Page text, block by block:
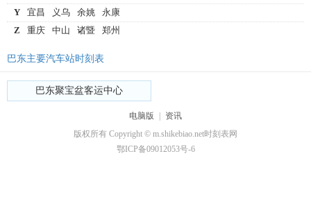
Y
宜昌 义乌 余姚
永康
Z
重庆 中山 诸暨 郑州
巴东主要汽车站时刻表
巴东聚宝盆客运中心
电脑版
资讯
版权所有 Copyright © m.shikebiao.net时刻表网
鄂ICP备09012053号-6